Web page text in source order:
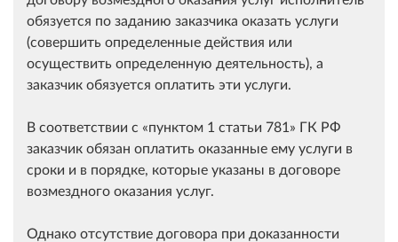
обязуется по заданию заказчика оказать услуги
(совершить определенные действия или
осуществить определенную деятельность), а
заказчик обязуется оплатить эти услуги.
В соответствии с пунктом 1 статьи 781
ГК РФ
заказчик обязан оплатить оказанные ему услуги в
сроки и в порядке, которые указаны в договоре
возмездного оказания услуг.
Однако отсутствие договора при доказанности